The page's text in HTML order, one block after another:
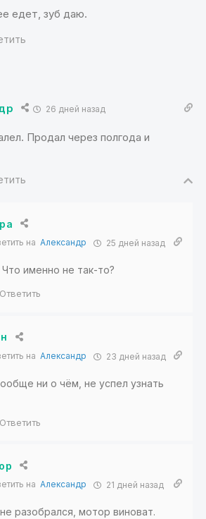
едет, зуб даю.
26 дней назад
Продал через полгода и
на Александр 25 дней назад
именно не так-то?
Ответить
на Александр 23 дней назад
ни о чём, не успел узнать
Ответить
на Александр 21 дней назад
разобрался, мотор виноват.